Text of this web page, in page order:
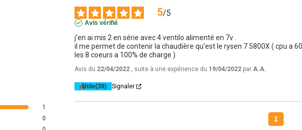
1
0
5/5
Avis vérifié
j'en ai mis 2 en série avec 4 ventilo alimenté en 7v .
il me permet de contenir la chaudière qu'est le rysen 7 5800X ( cpu a
les 8 coeurs a 100% de charge )
Avis du 22/04/2022 , suite à une expérience du 19/04/2022 parA.A.
Utile(38) Signaler
1